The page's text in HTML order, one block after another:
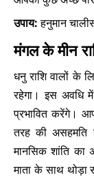
उपाय:हनुमान
मंगल के मीन
धनु राशि वालों के
रहेगा। इस अवधि
प्रभावित करेंगे।
तरह की
मानसिक शांति
माता के साथ थोड़ा